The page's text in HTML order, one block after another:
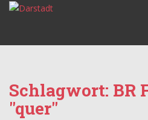
p
Schlagwort: BR
"quer"